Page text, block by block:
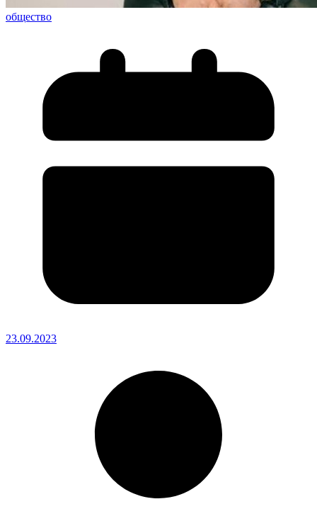
общество
23.09.2023